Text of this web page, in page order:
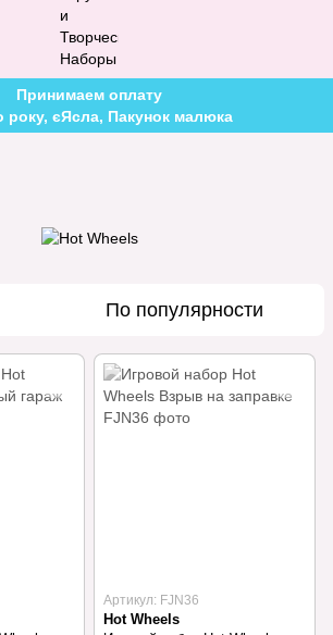
Принимаем оплату
року, єЯсла, Пакунок малюка
По популярности
Артикул: FJN36
Hot Wheels